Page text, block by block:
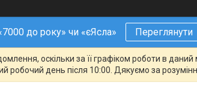
до року» чи «єЯсла» Переглянути
оскільки за її графіком роботи в
робочий день після 10:00. Дякуємо за